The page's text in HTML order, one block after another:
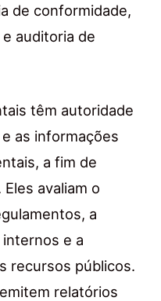
de conformidade,
auditoria de
têm autoridade
as informações
a fim de
avaliam o
a
e a
recursos públicos.
relatórios